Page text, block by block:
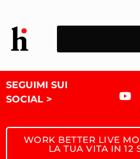
SEGUIMI SUI
SOCIAL >
WORK BETTER LIVE
LA TUA VITA IN 12